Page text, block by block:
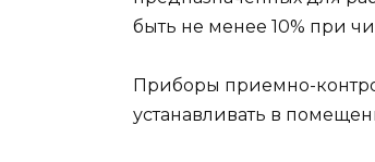
быть не менее 10% при
Приборы приемно-
устанавливать в